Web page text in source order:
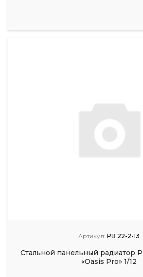
Артикул: PB 22-2-13
Стальной панельный радиатор
«Oasis Pro» 1/12